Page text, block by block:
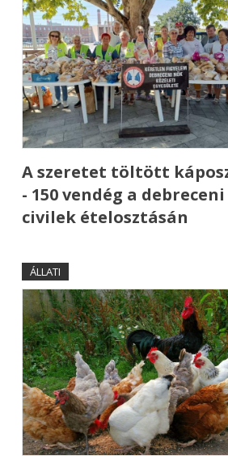
A szeretet töltött
- 150 vendég a debreceni
civilek ételosztásán
ÁLLATI